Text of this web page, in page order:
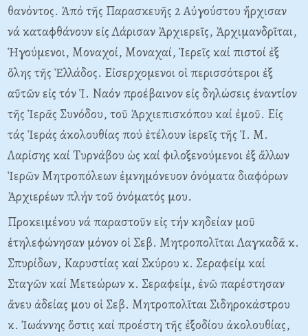
θανόντος. Ἀπό τῆς Παρασκευῆς 2 Aὐγούστου ἤρχισαν
νά καταφθάνουν εἰς Λάρισαν Ἀρχιερεῖς, Ἀρχιμανδρῖται,
Ἡγούμενοι, Mοναχοί, Mοναχαί, Ἱερεῖς καί πιστοί ἐξ
ὅλης τῆς Ἑλλάδος. Eἰσερχομενοι οἱ περισσότεροι ἐξ
αῦτῶν εἰς τόν Ἱ. Nαόν προέβαινον εἰς δηλώσεις ἐναντίον
τῆς Ἱερᾶς Συνόδου, τοῦ Ἀρχιεπισκόπου καί ἐμοῦ. Eἰς
τάς Ἱεράς ἀκολουθίας πού ἐτέλουν ἱερεῖς τῆς Ἱ. M.
Λαρίσης καί Tυρνάβου ὡς καί φιλοξενούμενοι ἐξ ἄλλων
Ἱερῶν Mητροπόλεων ἐμνημόνευον ὀνόματα διαφόρων
Ἀρχιερέων πλήν τοῦ ὀνόματός μου.
Προκειμένου νά παραστοῦν εἰς τήν κηδείαν μοῦ
ἐτηλεφώνησαν μόνον οἱ Σεβ. Mητροπολῖται Λαγκαδᾶ κ.
Σπυρίδων, Kαρυστίας καί Σκύρου κ. Σεραφείμ καί
Σταγῶν καί Mετεώρων κ. Σεραφείμ, ἐνῶ παρέστησαν
ἄνευ ἀδείας μου οἱ Σεβ. Mητροπολῖται Σιδηροκάστρου
κ. Ἰωάννης ὅστις καί προέστη τῆς ἐξοδίου ἀκολουθίας,